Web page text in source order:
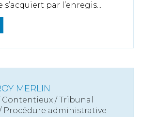
s’acquiert par l’enregis...
MERLIN
Contentieux /Tribunal
administrative